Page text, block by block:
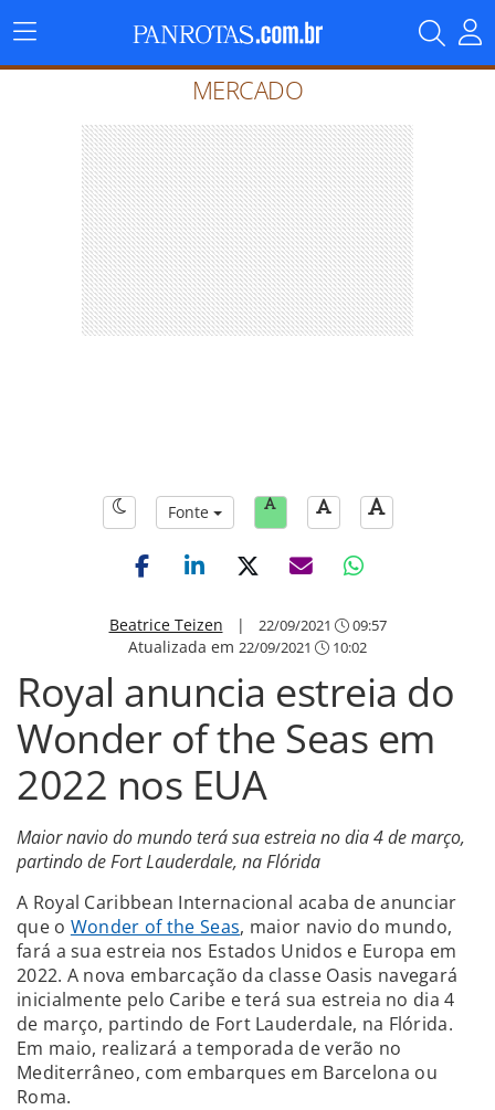
Menu
Principal
MERCADO
Fonte
Beatrice Teizen | 22/09/2021 09:57
Atualizada em 22/09/2021 10:02
Royal anuncia estreia do
Wonder of the Seas em
2022 nos EUA
Maior navio do mundo terá sua estreia no dia 4 de março,
partindo de Fort Lauderdale, na Flórida
A Royal Caribbean Internacional acaba de anunciar
que o Wonder of the Seas, maior navio do mundo,
fará a sua estreia nos Estados Unidos e Europa em
2022. A nova embarcação da classe Oasis navegará
inicialmente pelo Caribe e terá sua estreia no dia 4
de março, partindo de Fort Lauderdale, na Flórida.
Em maio, realizará a temporada de verão no
Mediterrâneo, com embarques em Barcelona ou
Roma.